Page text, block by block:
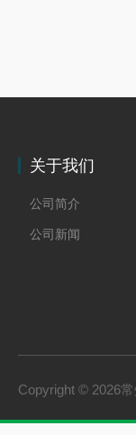
关于我们
公司简介
公司新闻
Copyright © 2026